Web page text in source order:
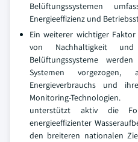
Belüftungssystemen
Energieeffizienz und
Ein weiterer wichtiger
von Nachhaltigkeit und
Belüftungssysteme
Systemen vorgezogen,
Energieverbrauchs und
Monitoring-
unterstützt aktiv die
energieeffizienter
den breiteren nationalen